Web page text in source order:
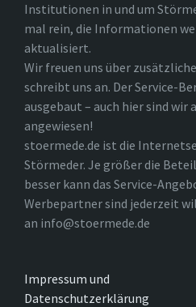
Institutionen in und um
mal rein, die Informationen
aktualisiert.
Wir freuen uns über
schreibt uns an. Der Service-
ausgebaut – auch hier sind wir
angewiesen!
stoermede.de ist die
Störmeder. Je größer die
besser kann das Service-
Werbepartner sind jederzeit
an info@stoermede.de
Impressum und
Datenschutzerklärung